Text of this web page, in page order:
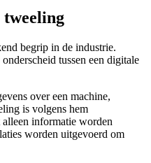
tweeling
begrip in de industrie.
tussen een digitale
over een machine,
is volgens hem
informatie worden
worden uitgevoerd om